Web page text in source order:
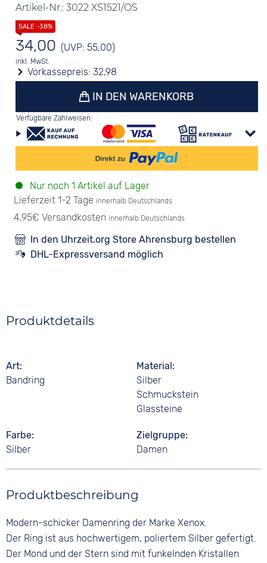
Artikel-Nr.: 3022 XS1521/OS
34,00 (UVP: 55,00)
inkl. MwSt.
Vorkassepreis:32,98
IN DEN WARENKORB
Verfügbare Zahlweisen:
Nur noch 1 Artikel auf Lager
Lieferzeit 1-2 Tage innerhalb Deutschlands
4,95€ Versandkosten innerhalb Deutschlands
In den Uhrzeit.org Store Ahrensburg bestellen
DHL-Expressversand möglich
Produktdetails
Art
Bandring
Material
Silber
Schmuckstein
Glassteine
Farbe
Silber
Zielgruppe
Damen
Produktbeschreibung
Modern-schicker Damenring der Marke Xenox.
Der Ring ist aus hochwertigem, poliertem Silber gefertigt.
Der Mond und der Stern sind mit funkelnden Kristallen